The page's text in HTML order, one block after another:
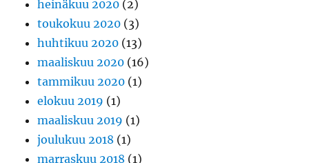
heinäkuu 2020 (2)
toukokuu 2020 (3)
huhtikuu 2020 (13)
maaliskuu 2020 (16)
tammikuu 2020 (1)
elokuu 2019 (1)
maaliskuu 2019 (1)
joulukuu 2018 (1)
marraskuu 2018 (1)